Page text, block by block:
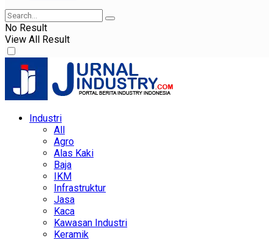
No Result
View All Result
Industri
All
Agro
Alas Kaki
Baja
IKM
Infrastruktur
Jasa
Kaca
Kawasan Industri
Keramik